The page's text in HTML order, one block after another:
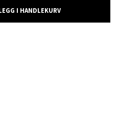
I HANDLEKURV